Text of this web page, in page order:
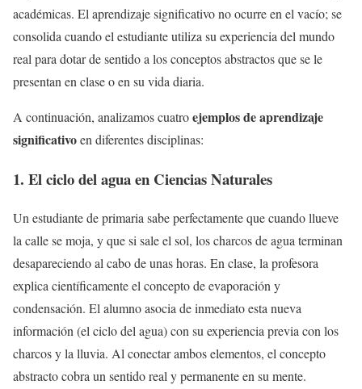
académicas. El aprendizaje significativo no ocurre en el vacío; se
consolida cuando el estudiante utiliza su experiencia del mundo
real para dotar de sentido a los conceptos abstractos que se le
presentan en clase o en su vida diaria.
A continuación, analizamos cuatroejemplos de aprendizaje
significativoen diferentes disciplinas:
1. El ciclo del agua en Ciencias Naturales
Un estudiante de primaria sabe perfectamente que cuando llueve
la calle se moja, y que si sale el sol, los charcos de agua terminan
desapareciendo al cabo de unas horas. En clase, la profesora
explica científicamente el concepto de evaporación y
condensación. El alumno asocia de inmediato esta nueva
información (el ciclo del agua) con su experiencia previa con los
charcos y la lluvia. Al conectar ambos elementos, el concepto
abstracto cobra un sentido real y permanente en su mente.